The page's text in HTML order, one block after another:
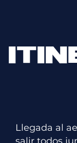
Llegada al